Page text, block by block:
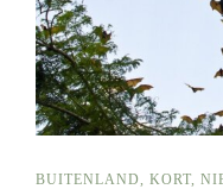
BUITENLAND KORT